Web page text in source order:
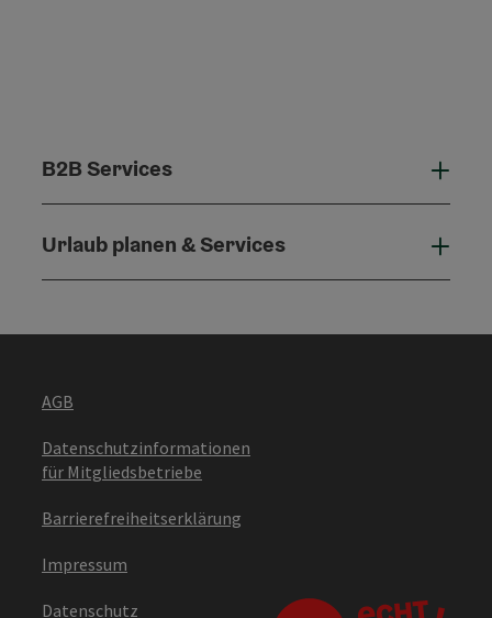
B2B Services
Urlaub planen & Services
AGB
Datenschutzinformationen
für Mitgliedsbetriebe
Barrierefreiheitserklärung
Impressum
Datenschutz